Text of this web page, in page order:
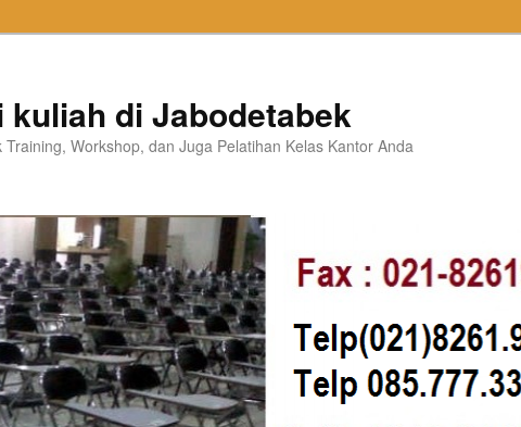
kuliah di Jabodetabek
Workshop, dan Juga Pelatihan Kelas Kantor Anda